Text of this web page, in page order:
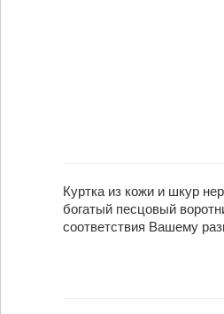
Куртка из кожи и шкур
богатый песцовый
соответствия Вашему